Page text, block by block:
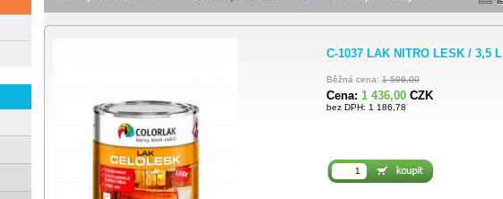
C-1037 LAK NITRO LESK / 3,5 L
Běžná cena: 1 596,00
Cena: 1 436,00 CZK
bez DPH: 1 186,78